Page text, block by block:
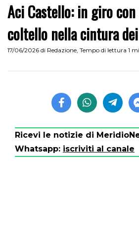
Aci Castello: in giro
coltello nella cintura
17/06/2026 di Redazione, Tempo di lettura 1
Ricevi le notizie di
Whatsapp: iscriviti al canale